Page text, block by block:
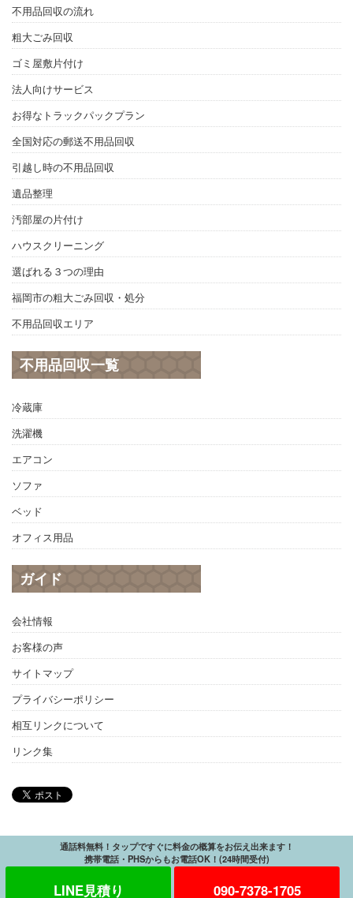
不用品回収の流れ
粗大ごみ回収
ゴミ屋敷片付け
法人向けサービス
お得なトラックパックプラン
全国対応の郵送不用品回収
引越し時の不用品回収
遺品整理
汚部屋の片付け
ハウスクリーニング
選ばれる３つの理由
福岡市の粗大ごみ回収・処分
不用品回収エリア
不用品回収一覧
冷蔵庫
洗濯機
エアコン
ソファ
ベッド
オフィス用品
ガイド
会社情報
お客様の声
サイトマップ
プライバシーポリシー
相互リンクについて
リンク集
通話料無料！タップですぐに料金の概算をお伝え出来ます！
携帯電話・PHSからもお電話OK！(24時間受付)
LINE見積り 090-7378-1705